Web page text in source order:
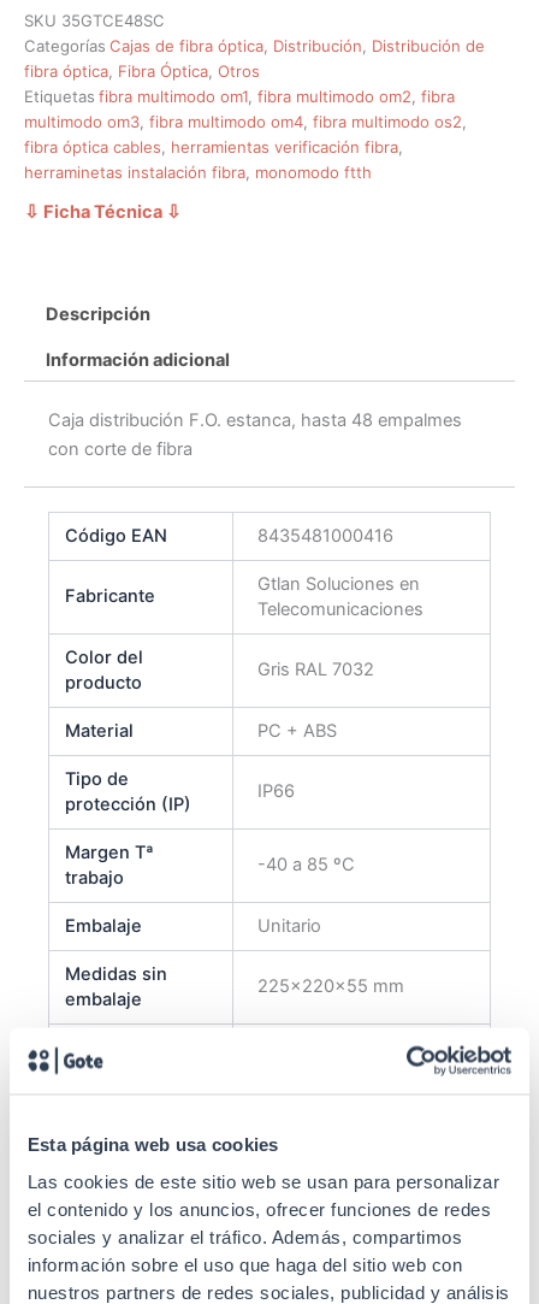
Esta página web usa cookies
Las cookies de este sitio web se usan para personalizar
el contenido y los anuncios, ofrecer funciones de redes
sociales y analizar el tráfico. Además, compartimos
información sobre el uso que haga del sitio web con
nuestros partners de redes sociales, publicidad y análisis
SKU 35GTCE48SC
Categorías Cajas de fibra óptica Distribución
Distribución de
fibra óptica Fibra Óptica Otros
Etiquetas fibra multimodo om1 fibra multimodo om2 fibra
multimodo om3 fibra multimodo om4 fibra multimodo os2
fibra óptica cables
herramientas verificación fibra
herraminetas instalación fibra monomodo ftth
⇩ Ficha Técnica ⇩
Descripción
Información adicional
Caja distribución F.O. estanca, hasta 48 empalmes
con corte de fibra
Código EAN 8435481000416
Fabricante
Gtlan Soluciones en
Telecomunicaciones
Color del
producto
Gris RAL 7032
Material PC + ABS
Tipo de
protección (IP)
IP66
Margen Tª
trabajo
-40 a 85 ºC
Embalaje Unitario
Medidas sin
embalaje
225x220x55 mm
CE
Capacidad 48
Tipo de
instalación
Poste o pared
Tipo de
distribución
Mediante adaptador (no
incluido) + Cassette